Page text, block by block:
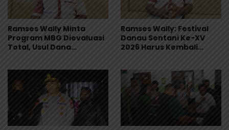
Ramses Wally Minta
Program MBG Dievaluasi
Total, Usul Dana
Ramses Wally: Festival
Danau Sentani Ke-XV
2026 Harus Kembali